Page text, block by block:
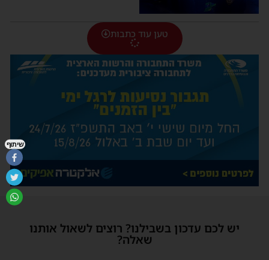
טען עוד כתבות
יש לכם עדכון בשבילנו? רוצים לשאול אותנו
שאלה?
שיתוף